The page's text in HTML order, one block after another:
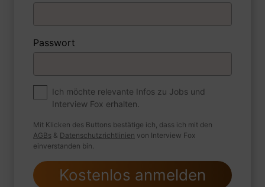
Premium
Was ist Ihr Plan, um Ihre Fähigkeiten und
Kenntnisse als Medizinische
Fachangestellte zu erweitern?
1 Beispiel Antwort schreiben Audio aufnehmen
Passwort
Ich möchte relevante Infos zu Jobs und
Interview Fox erhalten.
Mit Klicken des Buttons bestätige ich, dass ich mit den
AGBs & Datenschutzrichtlinien von Interview Fox
einverstanden bin.
Kostenlos anmelden